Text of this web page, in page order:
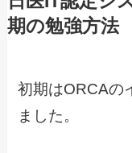
期の勉強方法
初期はORCAの
ました。